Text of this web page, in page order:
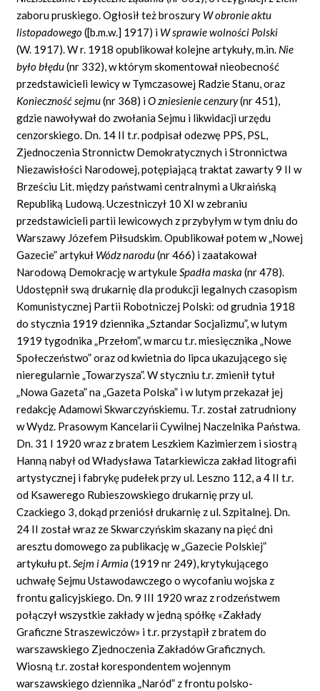
zaboru pruskiego. Ogłosił też broszury W obronie aktu
listopadowego([b.m.w.] 1917) i W sprawie wolności Polski
(W. 1917). W r. 1918 opublikował kolejne artykuły, m.in. Nie
było błędu(nr 332), w którym skomentował nieobecność
przedstawicieli lewicy w Tymczasowej Radzie Stanu, oraz
Konieczność sejmu(nr 368) iO zniesienie cenzury(nr 451),
gdzie nawoływał do zwołania Sejmu i likwidacji urzędu
cenzorskiego. Dn. 14 II t.r. podpisał odezwę PPS, PSL,
Zjednoczenia Stronnictw Demokratycznych i Stronnictwa
Niezawisłości Narodowej, potępiającą traktat zawarty 9 II w
Brześciu Lit. między państwami centralnymi a Ukraińską
Republiką Ludową. Uczestniczył 10 XI w zebraniu
przedstawicieli partii lewicowych z przybyłym w tym dniu do
Warszawy Józefem Piłsudskim. Opublikował potem w „Nowej
Gazecie” artykuł Wódz narodu(nr 466) i zaatakował
Narodową Demokrację w artykuleSpadła maska(nr 478).
Udostępnił swą drukarnię dla produkcji legalnych czasopism
Komunistycznej Partii Robotniczej Polski: od grudnia 1918
do stycznia 1919 dziennika „Sztandar Socjalizmu”, w lutym
1919 tygodnika „Przełom”, w marcu t.r. miesięcznika „Nowe
Społeczeństwo” oraz od kwietnia do lipca ukazującego się
nieregularnie „Towarzysza”. W styczniu t.r. zmienił tytuł
„Nowa Gazeta” na „Gazeta Polska” i w lutym przekazał jej
redakcję Adamowi Skwarczyńskiemu. T.r. został zatrudniony
w Wydz. Prasowym Kancelarii Cywilnej Naczelnika Państwa.
Dn. 31 I 1920 wraz z bratem Leszkiem Kazimierzem i siostrą
Hanną nabył od Władysława Tatarkiewicza zakład litografii
artystycznej i fabrykę pudełek przy ul. Leszno 112, a 4 II t.r.
od Ksawerego Rubieszowskiego drukarnię przy ul.
Czackiego 3, dokąd przeniósł drukarnię z ul. Szpitalnej. Dn.
24 II został wraz ze Skwarczyńskim skazany na pięć dni
aresztu domowego za publikację w „Gazecie Polskiej”
artykułu pt.Sejm i Armia(1919 nr 249), krytykującego
uchwałę Sejmu Ustawodawczego o wycofaniu wojska z
frontu galicyjskiego. Dn. 9 III 1920 wraz z rodzeństwem
połączył wszystkie zakłady w jedną spółkę «Zakłady
Graficzne Straszewiczów» i t.r. przystąpił z bratem do
warszawskiego Zjednoczenia Zakładów Graficznych.
Wiosną t.r. został korespondentem wojennym
warszawskiego dziennika „Naród” z frontu polsko-